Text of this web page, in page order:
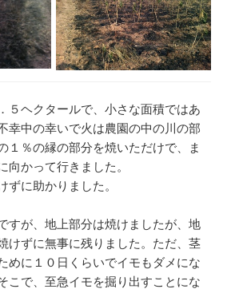
５ヘクタールで、小さな面積ではあ
幸中の幸いで火は農園の中の川の部
１％の縁の部分を焼いただけで、ま
向かって行きました。
ずに助かりました。
すが、地上部分は焼けましたが、地
けずに無事に残りました。ただ、茎
めに１０日くらいでイモもダメにな
こで、至急イモを掘り出すことにな